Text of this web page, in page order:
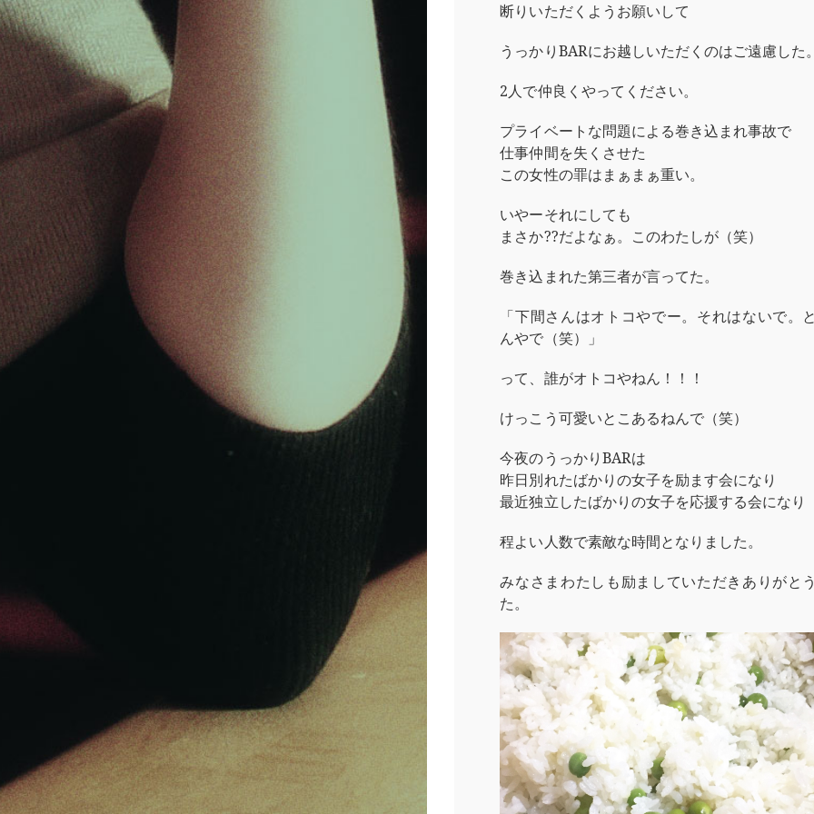
断りいただくようお願いして
うっかりBARにお越しいただくのはご遠慮した。
2人で仲良くやってください。
プライベートな問題による巻き込まれ事故で
仕事仲間を失くさせた
この女性の罪はまぁまぁ重い。
いやーそれにしても
まさか??だよなぁ。このわたしが（笑）
巻き込まれた第三者が言ってた。
「下間さんはオトコやでー。それはないで。
んやで（笑）」
って、誰がオトコやねん！！！
けっこう可愛いとこあるねんで（笑）
今夜のうっかりBARは
昨日別れたばかりの女子を励ます会になり
最近独立したばかりの女子を応援する会になり
程よい人数で素敵な時間となりました。
みなさまわたしも励ましていただきありがと
た。